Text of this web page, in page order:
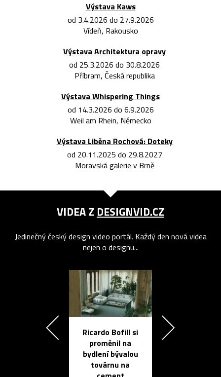
Výstava Kaws
od 3.4.2026 do 27.9.2026
Vídeň, Rakousko
Výstava Architektura opravy
od 25.3.2026 do 30.8.2026
Příbram, Česká republika
Výstava Whispering Things
od 14.3.2026 do 6.9.2026
Weil am Rhein, Německo
Výstava Liběna Rochová: Doteky
od 20.11.2025 do 29.8.2027
Moravská galerie v Brně
VIDEA Z DESIGNVID.CZ
Jedinečný český design video portál. Každý den nová videa
nejen o designu...
Ricardo Bofill si
proměnil na
bydlení bývalou
továrnu na